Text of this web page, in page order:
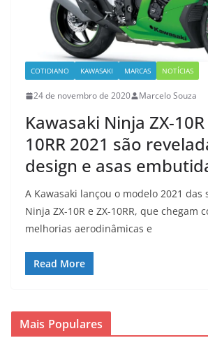
COTIDIANO KAWASAKI MARCAS NOTÍCIAS
24 de novembro de 2020 Marcelo Souza
Kawasaki Ninja ZX-10R
10RR 2021 são
design e asas
A Kawasaki lançou o modelo 2021 das
Ninja ZX-10R e ZX-10RR, que chegam
melhorias aerodinâmicas e
Read More
Mais Populares